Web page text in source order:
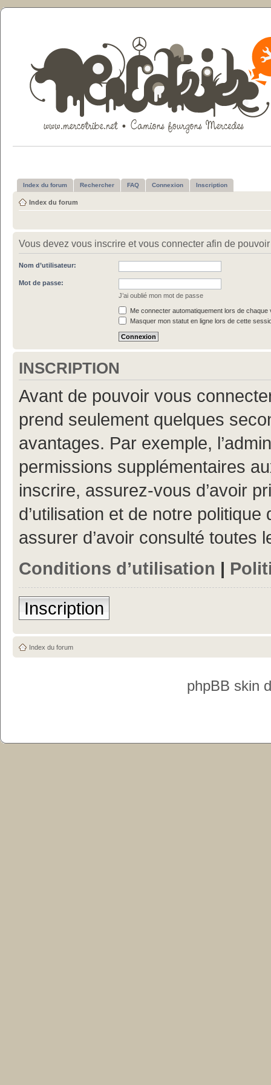
Index du forum Rechercher FAQ Connexion Inscription
Index du forum
Vous devez vous inscrire et vous connecter afin de
Nom d’utilisateur:
Mot de passe:
J’ai oublié mon mot de passe
Me connecter automatiquement lors de chaque
Masquer mon statut en ligne lors de cette
INSCRIPTION
Avant de pouvoir vous
prend seulement quelques
avantages. Par exemple,
permissions supplémentaires
inscrire, assurez-vous d’avoir
d’utilisation et de notre
assurer d’avoir consulté toutes
Conditions d’utilisation |
Inscription
Index du forum
phpBB skin